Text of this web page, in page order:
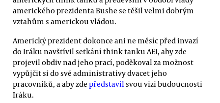
amerického prezidenta Bushe se těšil velmi dobrým
vztahům s americkou vládou.
Americký prezident dokonce ani ne měsíc před invazí
do Iráku navštívil setkání think tanku AEI, aby zde
projevil obdiv nad jeho prací, poděkoval za možnost
vypůjčit si do své administrativy dvacet jeho
pracovníků, a aby zde představil svou vizi budoucnosti
Iráku.